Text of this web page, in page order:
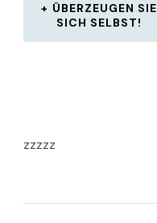
ÜBERZEUGEN SIE
SICH SELBST!
zzzzz